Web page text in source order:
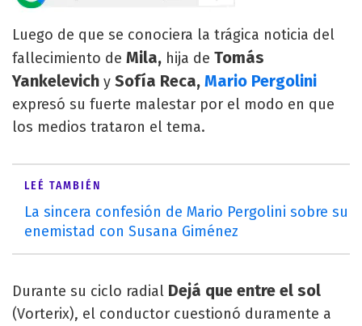
Luego de que se conociera la trágica noticia del
fallecimiento de Mila, hija de Tomás
Yankelevich y Sofía Reca, Mario Pergolini
expresó su fuerte malestar por el modo en que
los medios trataron el tema.
LEÉ TAMBIÉN
La sincera confesión de Mario Pergolini sobre su
enemistad con Susana Giménez
Durante su ciclo radial Dejá que entre el sol
(Vorterix), el conductor cuestionó duramente a